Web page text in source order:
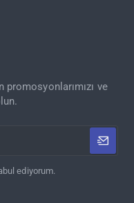
ve
ediyorum.